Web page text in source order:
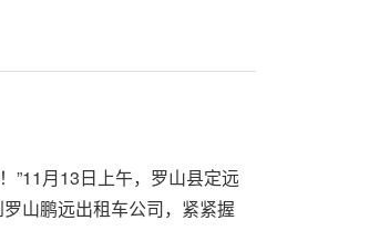
”11月13日上午，罗山县定远
山鹏远出租车公司，紧紧握